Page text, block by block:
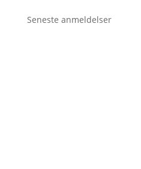
Seneste anmeldelser